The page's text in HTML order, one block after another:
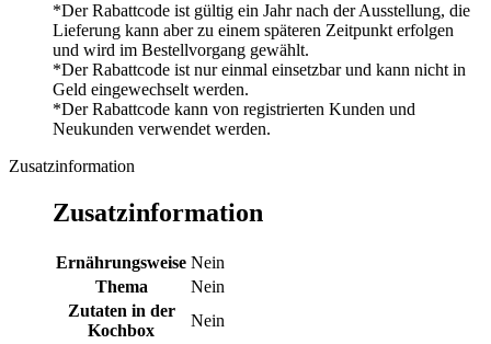
*Der Rabattcode ist gültig ein Jahr nach der Ausstellung, die
Lieferung kann aber zu einem späteren Zeitpunkt erfolgen
und wird im Bestellvorgang gewählt.
*Der Rabattcode ist nur einmal einsetzbar und kann nicht in
Geld eingewechselt werden.
*Der Rabattcode kann von registrierten Kunden und
Neukunden verwendet werden.
Zusatzinformation
Zusatzinformation
Ernährungsweise Nein
Thema
Nein
Zutaten in der
Kochbox
Nein